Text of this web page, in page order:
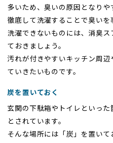
多いため、臭いの原因となりや
徹底して洗濯することで臭いを
洗濯できないものには、消臭
ておきましょう。
汚れが付きやすいキッチン周
ていきたいものです。
炭を置いておく
玄関の下駄箱やトイレといっ
とされています。
そんな場所には「炭」を置い